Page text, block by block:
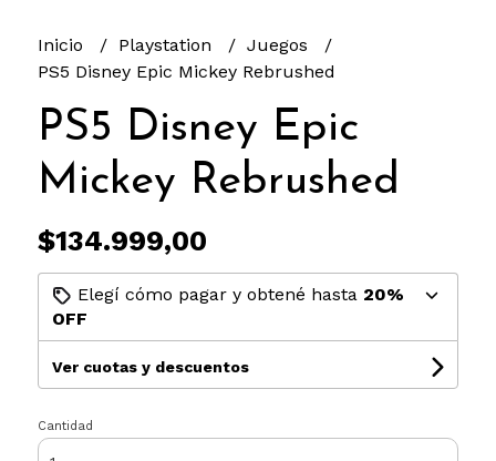
Inicio Playstation
Juegos
PS5 Disney Epic Mickey Rebrushed
PS5 Disney Epic
Mickey Rebrushed
$134.999,00
Elegí cómo pagar y obtené hasta 20%
OFF
Ver cuotas y descuentos
Cantidad